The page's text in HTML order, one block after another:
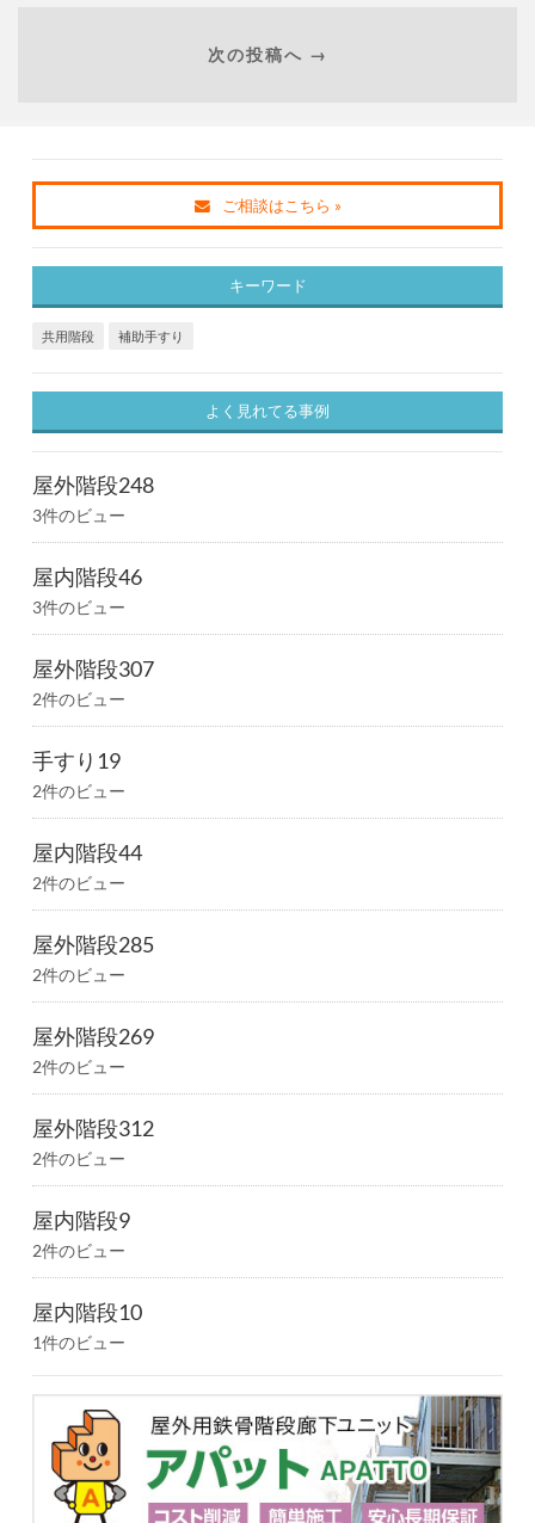
次の投稿へ →
ご相談はこちら »
キーワード
共用階段 補助手すり
よく見れてる事例
屋外階段248
3件のビュー
屋内階段46
3件のビュー
屋外階段307
2件のビュー
手すり19
2件のビュー
屋内階段44
2件のビュー
屋外階段285
2件のビュー
屋外階段269
2件のビュー
屋外階段312
2件のビュー
屋内階段9
2件のビュー
屋内階段10
1件のビュー